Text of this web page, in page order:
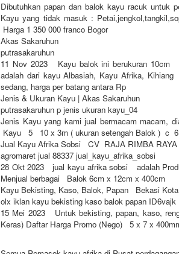
Dibutuhkan papan dan balok kayu racuk untuk
Kayu yang tidak masuk :
Harga 1 350 000 franco Bogor
Akas Sakaruhun
putrasakaruhun
11 Nov 2023 Kayu balok ini berukuran 10cm
adalah dari kayu Albasiah, Kayu Afrika,
sedang, harga per batang antara Rp
Jenis & Ukuran Kayu | Akas Sakaruhun
putrasakaruhun p jenis ukuran kayu_04
Jenis Kayu yang kami jual bermacam
Kayu 5 10 x 3m ( ukuran setengah Balok ) c
Jual Kayu Afrika Sobsi CV RAJA RIMBA RAYA
agromaret jual 88337 jual_kayu_afrika_sobsi
28 Okt 2023 jual kayu afrika sobsi adalah
Menjual berbagai Balok 6cm x 12cm x 400cm
Kayu Bekisting, Kaso, Balok, Papan Bekasi
olx iklan kayu bekisting kaso balok papan ID6vajk
15 Mei 2023 Untuk bekisting, papan, kaso,
Keras) Daftar Harga Promo (Nego) 5 x 7 x